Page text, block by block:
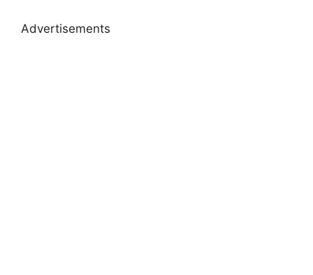
Advertisements